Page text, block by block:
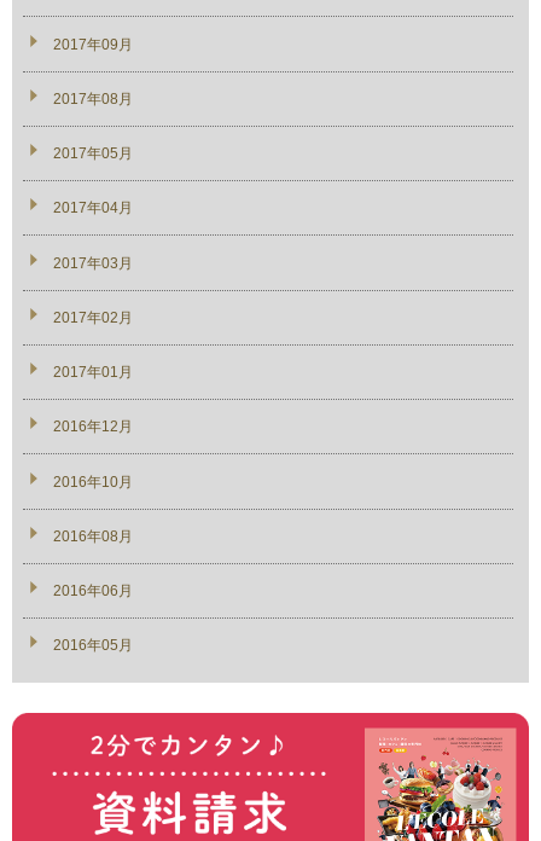
2017年09月
2017年08月
2017年05月
2017年04月
2017年03月
2017年02月
2017年01月
2016年12月
2016年10月
2016年08月
2016年06月
2016年05月